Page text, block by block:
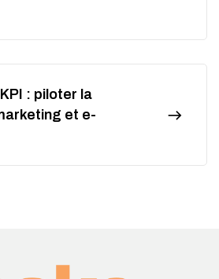
: piloter la
et e-